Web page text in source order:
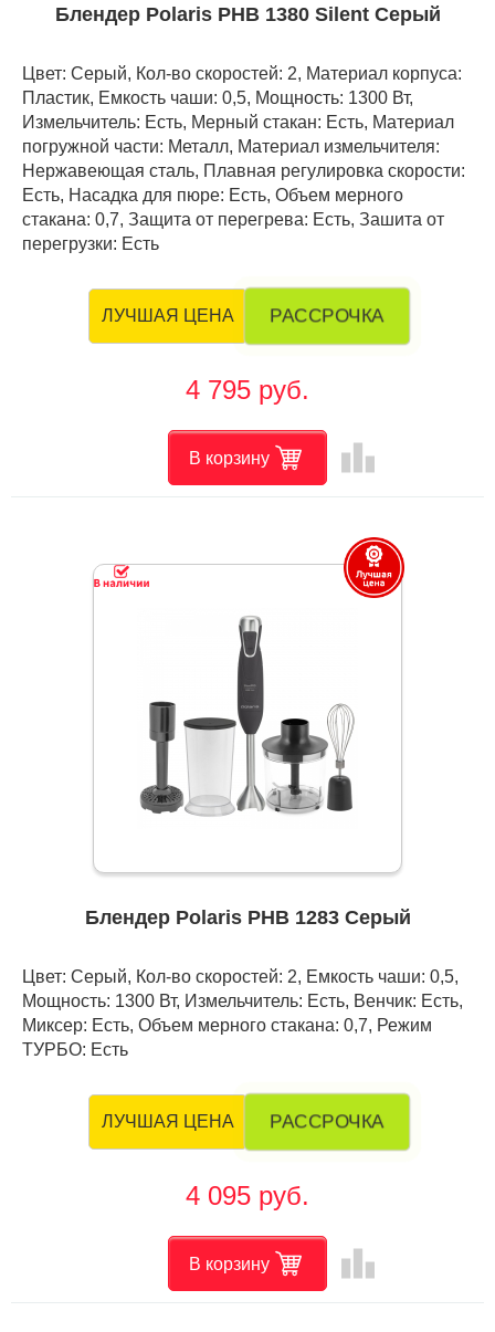
Блендер Polaris PHB 1380 Silent Серый
Цвет: Серый, Кол-во скоростей: 2, Материал корпуса:
Пластик, Емкость чаши: 0,5, Мощность: 1300 Вт,
Измельчитель: Есть, Мерный стакан: Есть, Материал
погружной части: Металл, Материал измельчителя:
Нержавеющая сталь, Плавная регулировка скорости:
Есть, Насадка для пюре: Есть, Объем мерного
стакана: 0,7, Защита от перегрева: Есть, Зашита от
перегрузки: Есть
ЛУЧШАЯ ЦЕНА РАССРОЧКА
4 795 руб.
В корзину leaderboard
Блендер Polaris PHB 1283 Серый
Цвет: Серый, Кол-во скоростей: 2, Емкость чаши: 0,5,
Мощность: 1300 Вт, Измельчитель: Есть, Венчик: Есть,
Миксер: Есть, Объем мерного стакана: 0,7, Режим
ТУРБО: Есть
ЛУЧШАЯ ЦЕНА РАССРОЧКА
4 095 руб.
В корзину leaderboard